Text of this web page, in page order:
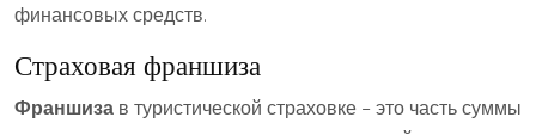
финансовых средств.
Страховая франшиза
Франшиза в туристической страховке – это часть суммы